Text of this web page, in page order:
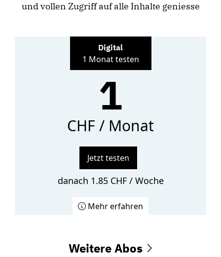
und vollen Zugriff auf alle Inhalte geniesse
Digital
1 Monat testen
1
CHF / Monat
Jetzt testen
danach 1.85 CHF / Woche
Mehr erfahren
Weitere Abos